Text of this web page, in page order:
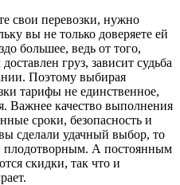
свои перевозки, нужно
вы не только доверяете ей
большее, ведь от того,
груз, зависит судьба
Поэтому выбирая
тарифы не единственное,
Важнее качество выполнения
сроки, безопасность и
сделали удачный выбор, то
плодотворным. А постоянным
скидки, так что и